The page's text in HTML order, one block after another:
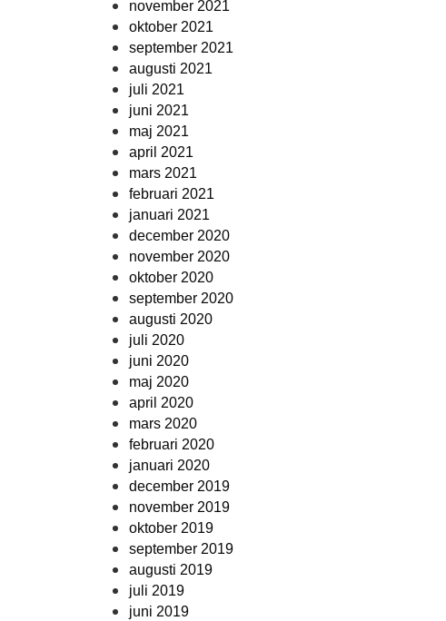
november 2021
oktober 2021
september 2021
augusti 2021
juli 2021
juni 2021
maj 2021
april 2021
mars 2021
februari 2021
januari 2021
december 2020
november 2020
oktober 2020
september 2020
augusti 2020
juli 2020
juni 2020
maj 2020
april 2020
mars 2020
februari 2020
januari 2020
december 2019
november 2019
oktober 2019
september 2019
augusti 2019
juli 2019
juni 2019